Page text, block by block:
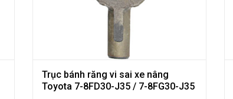
Trục bánh răng vi sai xe nâng
Toyota 7-8FD30-J35 / 7-8FG30-J35